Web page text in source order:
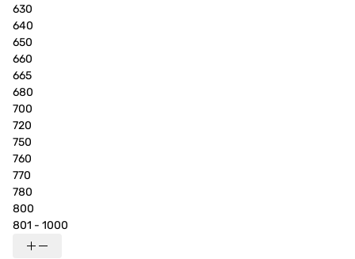
630
640
650
660
665
680
700
720
750
760
770
780
800
801 - 1000